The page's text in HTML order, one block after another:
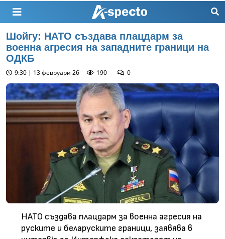
Шойгу: НАТО създава плацдарм за
военна агресия на западните граници на
ОДКБ
9:30 | 13 февруари 26 190 0
НАТО създава плацдарм за военна агресия на
руските и беларуските граници, заявява в